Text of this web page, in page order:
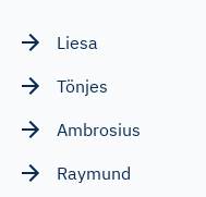
Liesa
Tönjes
Ambrosius
Raymund